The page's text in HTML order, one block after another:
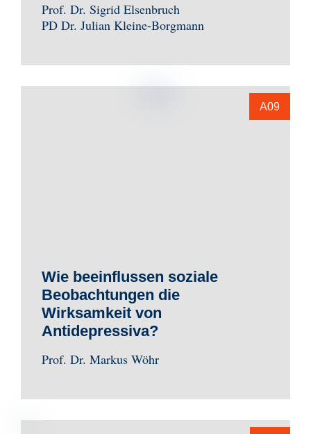
Prof. Dr. Sigrid Elsenbruch
PD Dr. Julian Kleine-Borgmann
A09
Wie beeinflussen soziale
Beobachtungen die
Wirksamkeit von
Antidepressiva?
Prof. Dr. Markus Wöhr